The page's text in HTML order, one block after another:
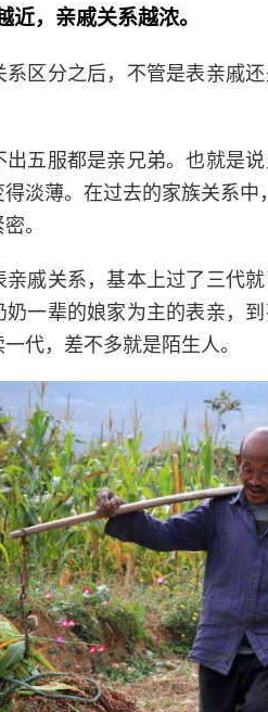
近，亲戚关系越浓。
区分之后，不管是表亲戚
五服都是亲兄弟。也就是
淡薄。在过去的家族关系
。
戚关系，基本上过了三代
奶一辈的娘家为主的表亲，
代，差不多就是陌生人。